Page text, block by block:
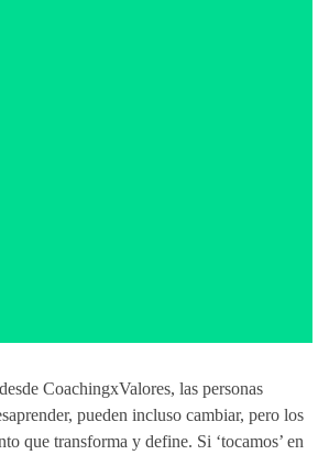
CoachingxValores, las personas
pueden incluso cambiar, pero los
que transforma y define. Si ‘tocamos’ en